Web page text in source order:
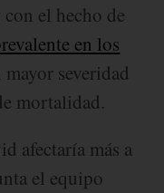
el hecho de
en los
severidad
mortalidad.
afectaría más a
el equipo